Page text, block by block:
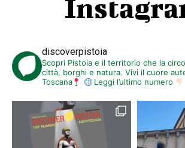
discoverpistoia
Scopri Pistoia e il territorio che la
città, borghi e natura. Vivi il cuore
Toscana
Leggi l’ultimo numero